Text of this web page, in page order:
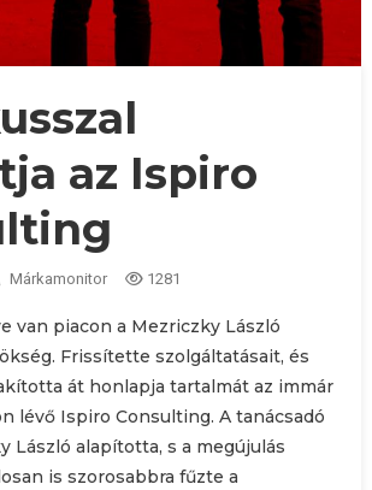
az Ispiro
Márkamonitor 1281
van piacon a Mezriczky László
Frissítette szolgáltatásait, és
át honlapja tartalmát az immár
lévő Ispiro Consulting. A tanácsadó
László alapította, s a megújulás
is szorosabbra fűzte a